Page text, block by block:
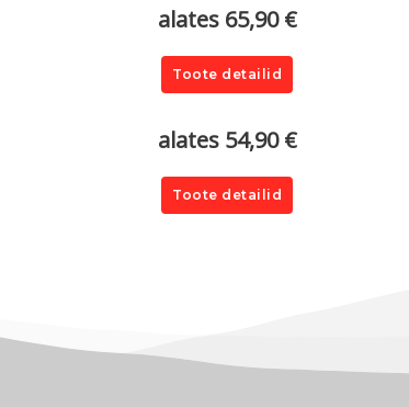
alates 65,90 €
Toote detailid
alates 54,90 €
Toote detailid